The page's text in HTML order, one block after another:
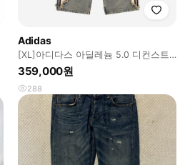
Adidas
[XL]아디다스 아딜레늄 5.0 디컨스트
럭티드 데님 팬츠
359,000원
288